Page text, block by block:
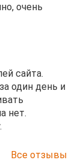
очень
сайта.
один день и
нет.
Все отзывы